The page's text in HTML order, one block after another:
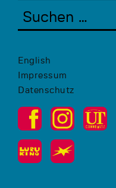
English
Impressum
Datenschutz